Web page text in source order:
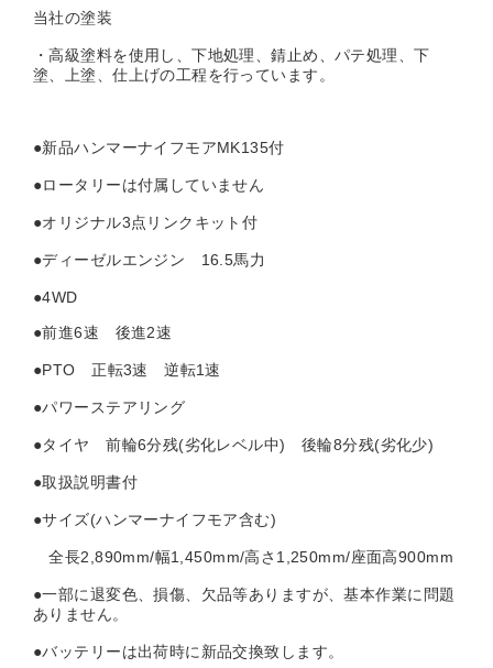
当社の塗装
・高級塗料を使用し、下地処理、錆止め、パテ処理、下
塗、上塗、仕上げの工程を行っています。
●新品ハンマーナイフモアMK135付
●ロータリーは付属していません
●オリジナル3点リンクキット付
●ディーゼルエンジン 16.5馬力
●4WD
●前進6速 後進2速
●PTO 正転3速 逆転1速
●パワーステアリング
●タイヤ 前輪6分残(劣化レベル中) 後輪8分残(劣化少)
●取扱説明書付
●サイズ(ハンマーナイフモア含む)
全長2,890mm/幅1,450mm/高さ1,250mm/座面高900mm
●一部に退変色、損傷、欠品等ありますが、基本作業に問題
ありません。
●バッテリーは出荷時に新品交換致します。